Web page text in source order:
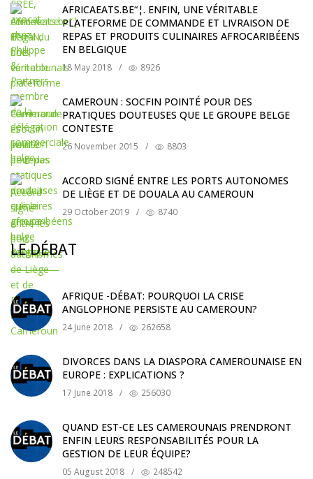
AFRICAEATS.BE“¦. ENFIN, UNE VÉRITABLE
PLATEFORME DE COMMANDE ET LIVRAISON DE
REPAS ET PRODUITS CULINAIRES AFROCARIBÉENS
EN BELGIQUE
18 May 2018 / 8926
CAMEROUN : SOCFIN POINTÉ POUR DES
PRATIQUES DOUTEUSES QUE LE GROUPE BELGE
CONTESTE
26 November 2015 / 8803
ACCORD SIGNÉ ENTRE LES PORTS AUTONOMES
DE LIÈGE ET DE DOUALA AU CAMEROUN
29 October 2019 / 8740
LE DÉBAT
AFRIQUE -DÉBAT: POURQUOI LA CRISE
ANGLOPHONE PERSISTE AU CAMEROUN?
24 June 2018 / 262658
DIVORCES DANS LA DIASPORA CAMEROUNAISE EN
EUROPE : EXPLICATIONS ?
17 June 2018 / 256030
QUAND EST-CE LES CAMEROUNAIS PRENDRONT
ENFIN LEURS RESPONSABILITÉS POUR LA
GESTION DE LEUR ÉQUIPE?
05 August 2018 / 248542